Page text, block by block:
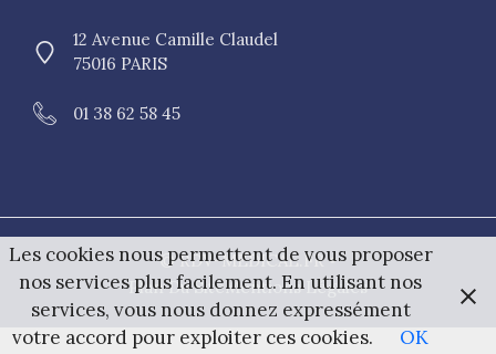
12 Avenue Camille Claudel
75016 PARIS
01 38 62 58 45
© RDV-MEDICAL.FR •
Plan Du SiteMentions Légales
Les cookies nous permettent de vous proposer
nos services plus facilement. En utilisant nos
services, vous nous donnez expressément
votre accord pour exploiter ces cookies.
OK